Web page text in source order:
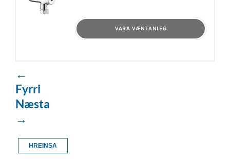
VARA VÆNTANLEG
←
Fyrri
Næsta
→
HREINSA